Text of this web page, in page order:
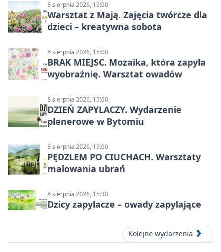
8 sierpnia 2026, 15:00
Warsztat z Mają. Zajęcia twórcze dla
dzieci – kreatywna sobota
8 sierpnia 2026, 15:00
BRAK MIEJSC. Mozaika, która zapyla
wyobraźnię. Warsztat owadów
8 sierpnia 2026, 15:00
DZIEŃ ZAPYLACZY. Wydarzenie
plenerowe w Bytomiu
8 sierpnia 2026, 15:00
PĘDZLEM PO CIUCHACH. Warsztaty
malowania ubrań
8 sierpnia 2026, 15:30
Dzicy zapylacze – owady zapylające
Kolejne wydarzenia